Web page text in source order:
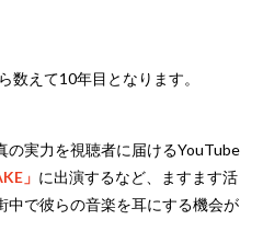
数えて10年目となります。
の実力を視聴者に届けるYouTube
」 に出演するなど、ますます活
中で彼らの音楽を耳にする機会が